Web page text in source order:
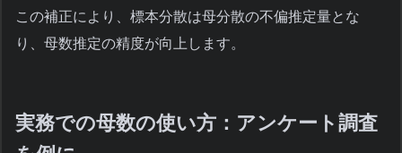
この補正により、標本分散は母分散の不偏推定量とな
り、母数推定の精度が向上します。
実務での母数の使い方：アンケート調査